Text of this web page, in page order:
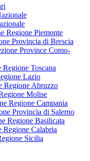
Regione Piemonte
Provincia di Brescia
Province Como-
Regione Toscana
Lazio
Regione Abruzzo
Molise
Regione Campania
Provincia di Salerno
Regione Basilicata
Regione Calabria
Sicilia